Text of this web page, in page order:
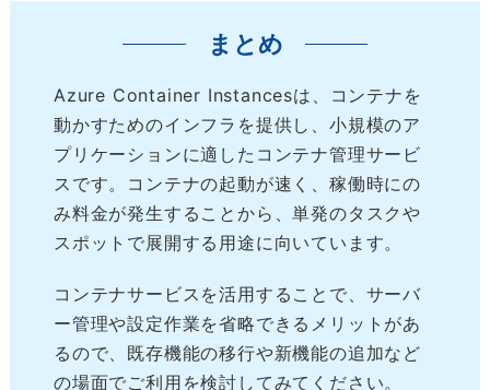
まとめ
Azure Container Instancesは、コンテナを
動かすためのインフラを提供し、小規模のア
プリケーションに適したコンテナ管理サービ
スです。コンテナの起動が速く、稼働時にの
み料金が発生することから、単発のタスクや
スポットで展開する用途に向いています。
コンテナサービスを活用することで、サーバ
ー管理や設定作業を省略できるメリットがあ
るので、既存機能の移行や新機能の追加など
の場面でご利用を検討してみてください。